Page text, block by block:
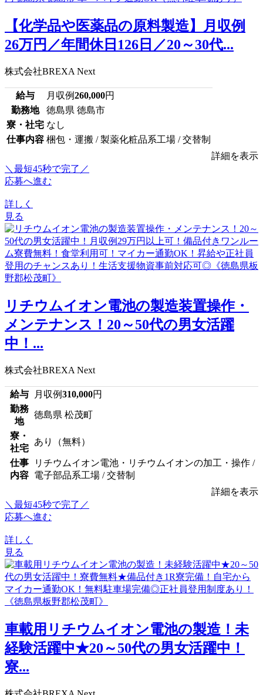
【化学品や医薬品の原料製造】月収例
26万円／年間休日126日／20～30代...
株式会社BREXA Next
給与 月収例260,000円
勤務地
徳島県 徳島市
寮・社宅 なし
仕事内容 梱包・運搬 / 製薬化粧品系工場 / 交替制
詳細を表示
＼最短45秒で完了／
応募へ進む
詳しく
見る
リチウムイオン電池の製造装置操作・
メンテナンス！20～50代の男女活躍
中！...
株式会社BREXA Next
給与 月収例310,000円
勤務
地
徳島県 松茂町
寮・
社宅
あり（無料）
仕事
内容
リチウムイオン電池・リチウムイオンの加工・操作 /
電子部品系工場 / 交替制
詳細を表示
＼最短45秒で完了／
応募へ進む
詳しく
見る
車載用リチウムイオン電池の製造！未
経験活躍中★20～50代の男女活躍中！
寮...